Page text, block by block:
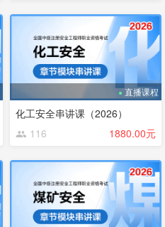
直播课程
化工安全串讲课（2026）
116
1880.00元